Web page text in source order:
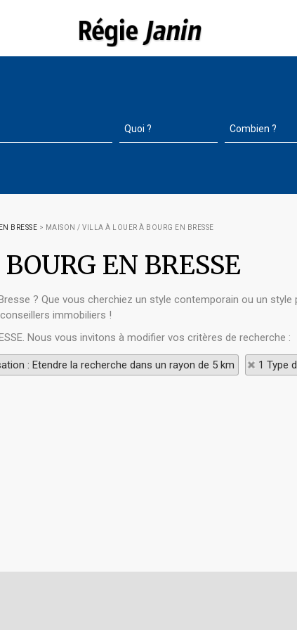
BRESSE > MAISON / VILLA À LOUER À BOURG EN BRESSE
EN BRESSE
? Que vous cherchiez un style contemporain ou un style
immobiliers !
Nous vous invitons à modifier vos critères de recherche :
: Etendre la recherche dans un rayon de 5 km 1 Type